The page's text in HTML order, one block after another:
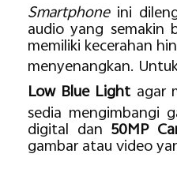
Smartphone ini
audio yang semakin
memiliki kecerahan
menyenangkan.
Low Blue Light agar
sedia mengimbangi
digital dan 50MP
gambar atau video